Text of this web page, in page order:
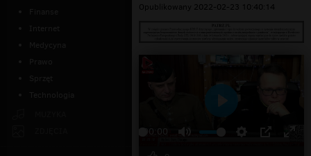
Opublikowany 2022-02-23 10:40:14
00:00